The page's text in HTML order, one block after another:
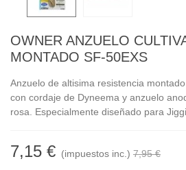
OWNER ANZUELO
MONTADO SF-50EXS
Anzuelo de altisima resistencia
con cordaje de Dyneema y anzuelo
rosa. Especialmente diseñado para
7,15 € (impuestos inc.) 7,95 €